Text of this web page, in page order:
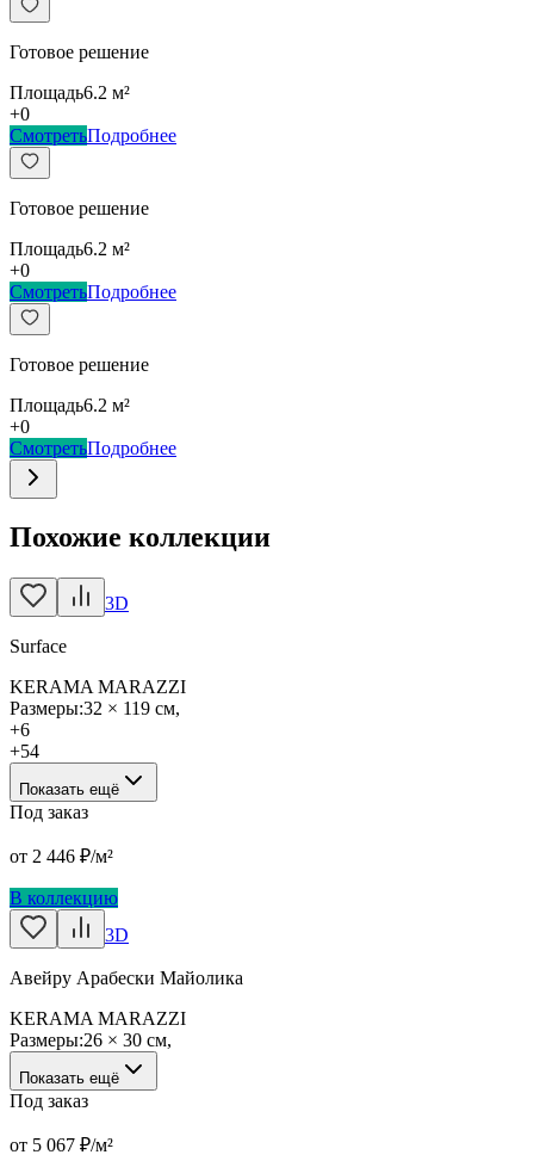
Готовое решение
Площадь6.2 м²
+0
СмотретьПодробнее
Готовое решение
Площадь6.2 м²
+0
СмотретьПодробнее
Готовое решение
Площадь6.2 м²
+0
СмотретьПодробнее
Похожие коллекции
3D
Surface
KERAMA MARAZZI
Размеры:32 × 119 см,
+6
+54
Показать ещё
Под заказ
от 2 446 ₽/м²
В коллекцию
3D
Авейру Арабески Майолика
KERAMA MARAZZI
Размеры:26 × 30 см,
Показать ещё
Под заказ
от 5 067 ₽/м²